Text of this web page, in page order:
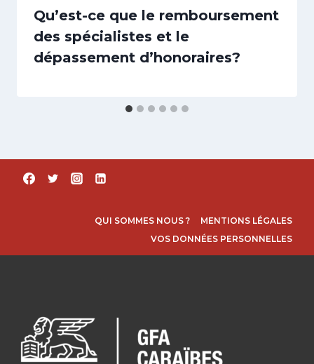
Qu’est-ce que le remboursement
des spécialistes et le
dépassement d’honoraires?
QUI SOMMES NOUS ?
MENTIONS LÉGALES
VOS DONNÉES PERSONNELLES